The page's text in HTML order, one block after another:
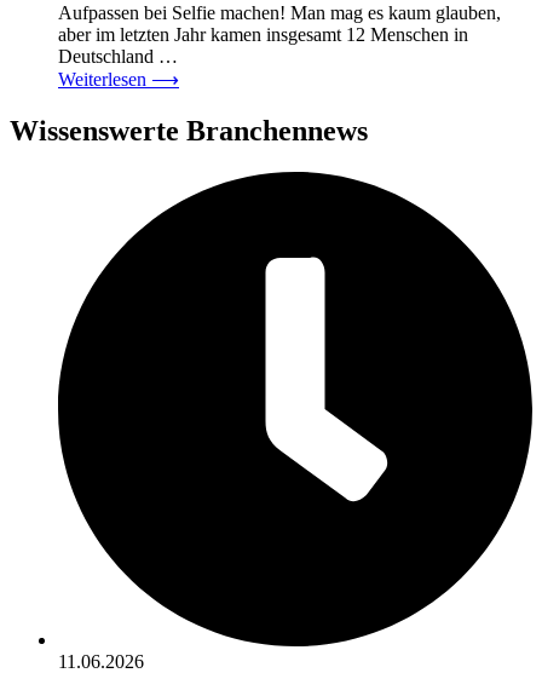
Aufpassen bei Selfie machen! Man mag es kaum glauben,
aber im letzten Jahr kamen insgesamt 12 Menschen in
Deutschland …
Weiterlesen ⟶
Wissenswerte Branchennews
11.06.2026